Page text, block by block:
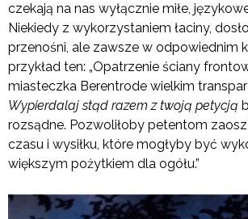
czekają na nas wyłącznie miłe,
Niekiedy z wykorzystaniem łaciny,
przenośni, ale zawsze w odpowiednim
przykład ten: „Opatrzenie ściany
miasteczka Berentrode wielkim
Wypierdalaj stąd razem z twoją petycją
rozsądne. Pozwoliłoby petentom
czasu i wysiłku, które mogłyby być
większym pożytkiem dla ogółu.”